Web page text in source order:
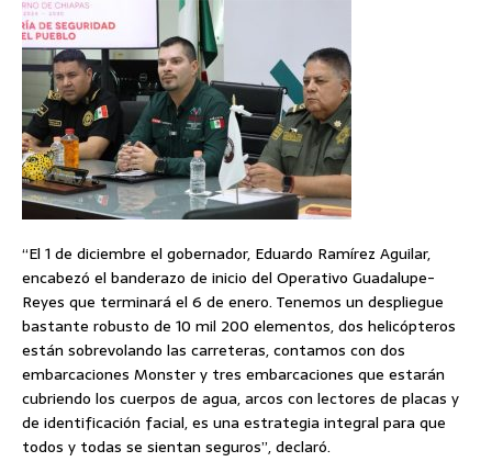
“El 1 de diciembre el gobernador, Eduardo Ramírez Aguilar,
encabezó el banderazo de inicio del Operativo Guadalupe-
Reyes que terminará el 6 de enero. Tenemos un despliegue
bastante robusto de 10 mil 200 elementos, dos helicópteros
están sobrevolando las carreteras, contamos con dos
embarcaciones Monster y tres embarcaciones que estarán
cubriendo los cuerpos de agua, arcos con lectores de placas y
de identificación facial, es una estrategia integral para que
todos y todas se sientan seguros”, declaró.